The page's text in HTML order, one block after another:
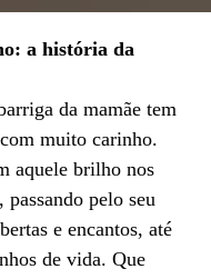
a história da
da mamãe tem
muito carinho.
aquele brilho nos
pelo seu
e encantos, até
de vida. Que